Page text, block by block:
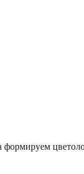
формируем